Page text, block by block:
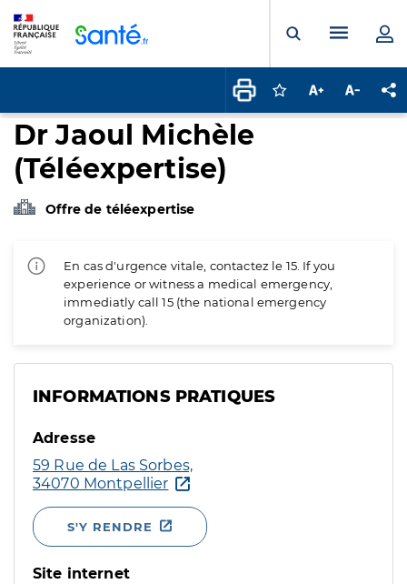
Ouvrir laMenu
Connectez-vous
Augmenter la
Dr Jaoul Michèle
(Téléexpertise)
Offre de téléexpertise
En cas d'urgence vitale, contactez le 15. If you
experience or witness a medical emergency,
immediatly call 15 (the national emergency
organization).
INFORMATIONS PRATIQUES
Adresse
59 Rue de Las Sorbes,
34070 Montpellier
S'Y RENDRE
Site internet